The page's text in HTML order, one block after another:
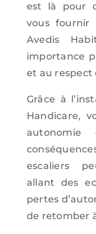
est là pour
vous fournir
Avedis
importance
et au respect
Grâce à
Handicare,
escaliers
allant des
pertes
de retomber